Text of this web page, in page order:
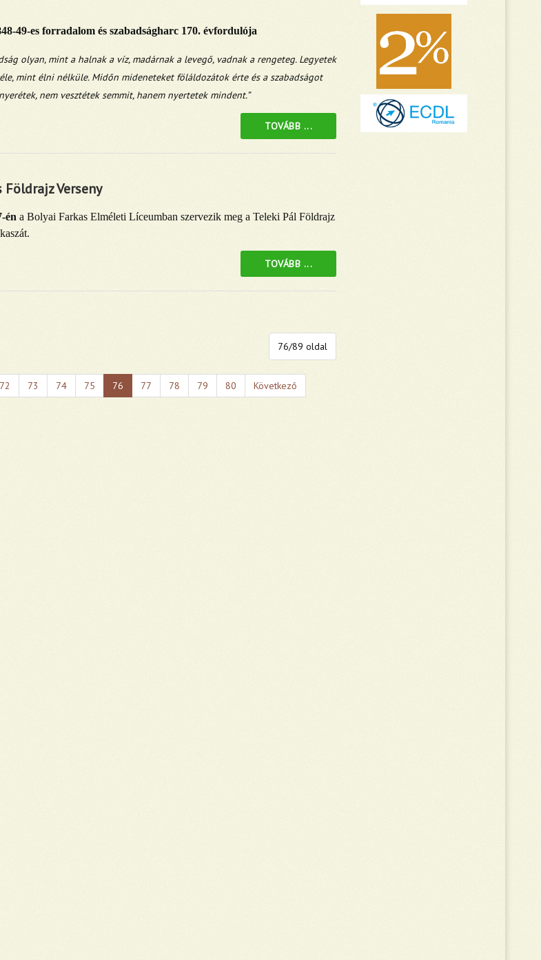
49-es forradalom és szabadságharc 170. évfordulója
olyan, mint a halnak a víz, madárnak a levegő, vadnak a rengeteg. Legyetek
mint élni nélküle. Midőn mideneteket föláldozátok érte és a szabadságot
nem vesztétek semmit, hanem nyertetek mindent.”
TOVÁBB ...
Földrajz Verseny
én a Bolyai Farkas Elméleti Líceumban szervezik meg a Teleki Pál Földrajz
TOVÁBB ...
76/89 oldal
72 73 74 75 76 77 78 79 80
Következő